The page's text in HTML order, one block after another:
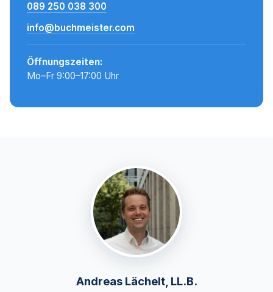
089 250 038 300
info@buchmeister.com
Öffnungszeiten:
Mo–Fr 9:00–17:00 Uhr
Andreas Lächelt, LL.B.